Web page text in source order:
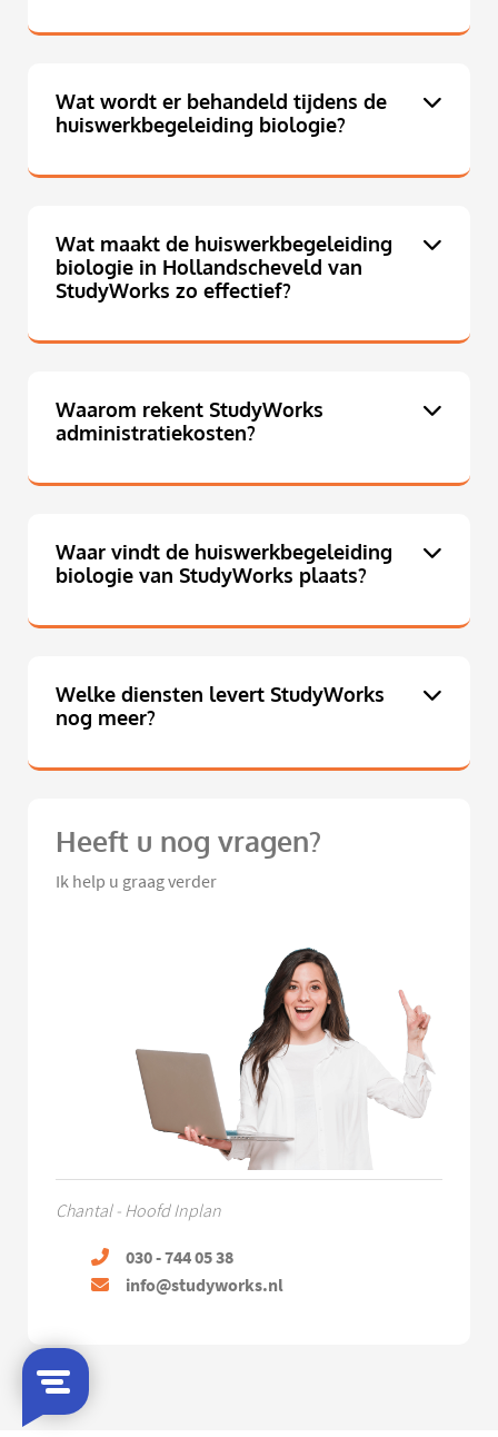
Wat wordt er behandeld tijdens de
huiswerkbegeleiding biologie?
Wat maakt de huiswerkbegeleiding
biologie in Hollandscheveld van
StudyWorks zo effectief?
Waarom rekent StudyWorks
administratiekosten?
Waar vindt de huiswerkbegeleiding
biologie van StudyWorks plaats?
Welke diensten levert StudyWorks
nog meer?
Heeft u nog vragen?
Ik help u graag verder
Chantal - Hoofd Inplan
030 - 744 05 38
info@studyworks.nl